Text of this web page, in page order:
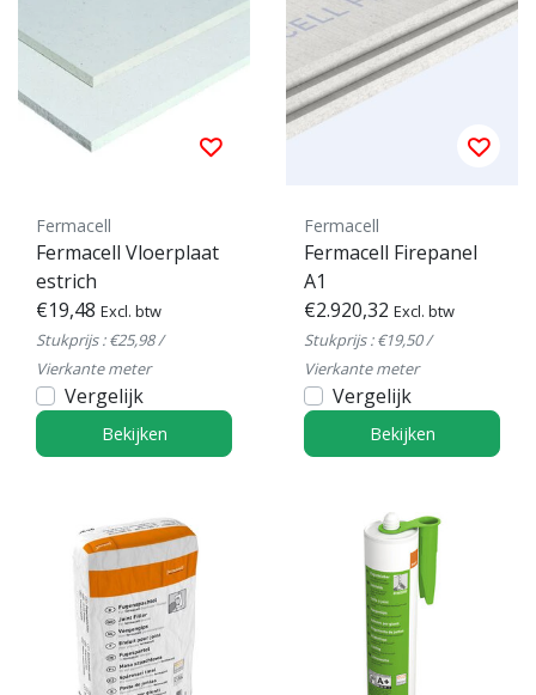
Fermacell
Fermacell Vloerplaat
estrich
€19,48 Excl. btw
Stukprijs : €25,98 /
Vierkante meter
Vergelijk
Bekijken
Fermacell
Fermacell Firepanel
A1
€2.920,32 Excl. btw
Stukprijs : €19,50 /
Vierkante meter
Vergelijk
Bekijken